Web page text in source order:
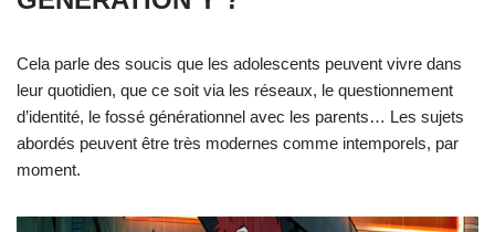
Cela parle des soucis que les adolescents peuvent vivre dans
leur quotidien, que ce soit via les réseaux, le questionnement
d’identité, le fossé générationnel avec les parents… Les sujets
abordés peuvent être très modernes comme intemporels, par
moment.